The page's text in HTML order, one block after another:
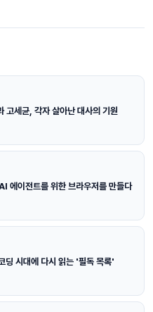
세균, 각자 살아난 대사의 기원
에이전트를 위한 브라우저를 만들다
딩 시대에 다시 읽는 '필독 목록'